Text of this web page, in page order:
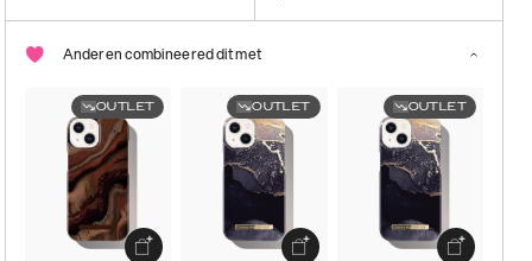
Anderen combineered dit met
OUTLET OUTLET OUTLET